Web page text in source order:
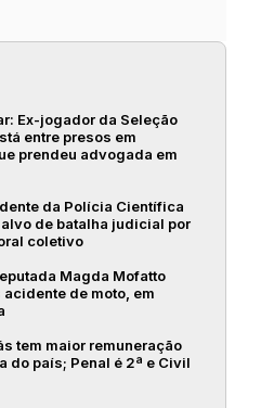
Ex-jogador da Seleção
entre presos em
prendeu advogada em
da Polícia Científica
alvo de batalha judicial por
coletivo
Magda Mofatto
acidente de moto, em
tem maior remuneração
do país; Penal é 2ª e Civil